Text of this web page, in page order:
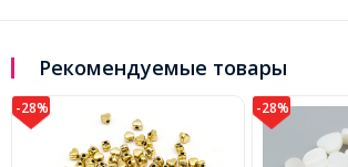
Рекомендуемые товары